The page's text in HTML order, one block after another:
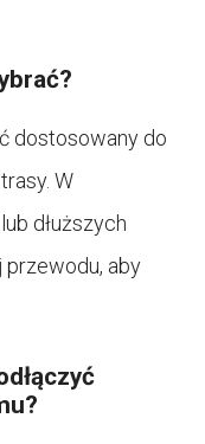
dostosowany do
W
dłuższych
przewodu, aby